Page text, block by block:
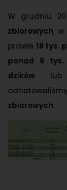
W grudniu
zbiorowych, w
prawie 18 tys.
ponad 9 tys.
dzików lub
zbiorowych.